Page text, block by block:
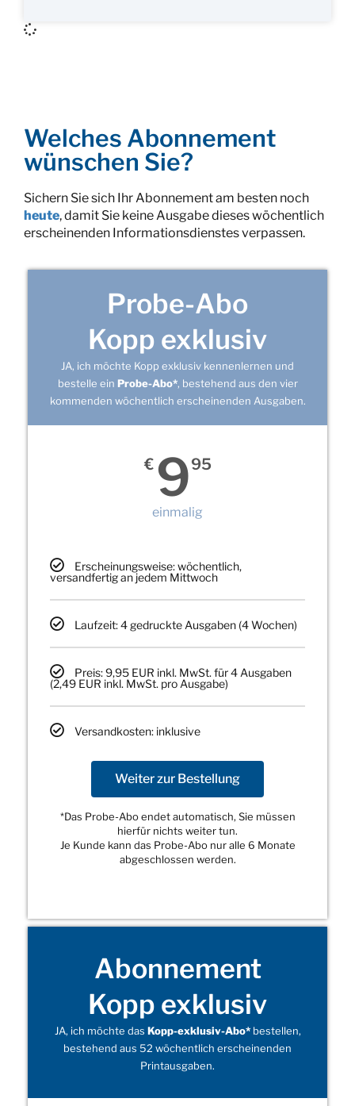
Welches Abonnement
wünschen Sie?
Sichern Sie sich Ihr Abonnement am besten noch
heute, damit Sie keine Ausgabe dieses wöchentlich
erscheinenden Informationsdienstes verpassen.
Probe-Abo
Kopp exklusiv
JA, ich möchte Kopp exklusiv kennenlernen und
bestelle ein Probe-Abo*, bestehend aus den vier
kommenden wöchentlich erscheinenden Ausgaben.
€ 995
einmalig
Erscheinungsweise: wöchentlich,
versandfertig an jedem Mittwoch
Laufzeit: 4 gedruckte Ausgaben (4 Wochen)
Preis: 9,95 EUR inkl. MwSt. für 4 Ausgaben
(2,49 EUR inkl. MwSt. pro Ausgabe)
Versandkosten: inklusive
Weiter zur Bestellung
*Das Probe-Abo endet automatisch, Sie müssen
hierfür nichts weiter tun.
Je Kunde kann das Probe-Abo nur alle 6 Monate
abgeschlossen werden.
Abonnement
Kopp exklusiv
JA, ich möchte das Kopp-exklusiv-Abo*bestellen,
bestehend aus 52 wöchentlich erscheinenden
Printausgaben.